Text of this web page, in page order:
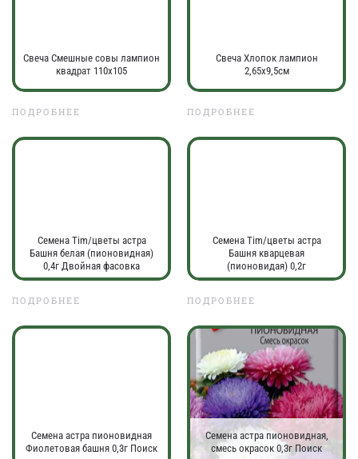
Свеча Смешные совы лампион
квадрат 110х105
ПОДРОБНЕЕ
Свеча Хлопок лампион
2,65х9,5см
ПОДРОБНЕЕ
Семена Tim/цветы астра
Башня белая (пионовидная)
0,4г Двойная фасовка
ПОДРОБНЕЕ
Семена Tim/цветы астра
Башня кварцевая
(пионовидая) 0,2г
ПОДРОБНЕЕ
Семена астра пионовидная
Фиолетовая башня 0,3г Поиск
Семена астра пионовидная,
смесь окрасок 0,3г Поиск